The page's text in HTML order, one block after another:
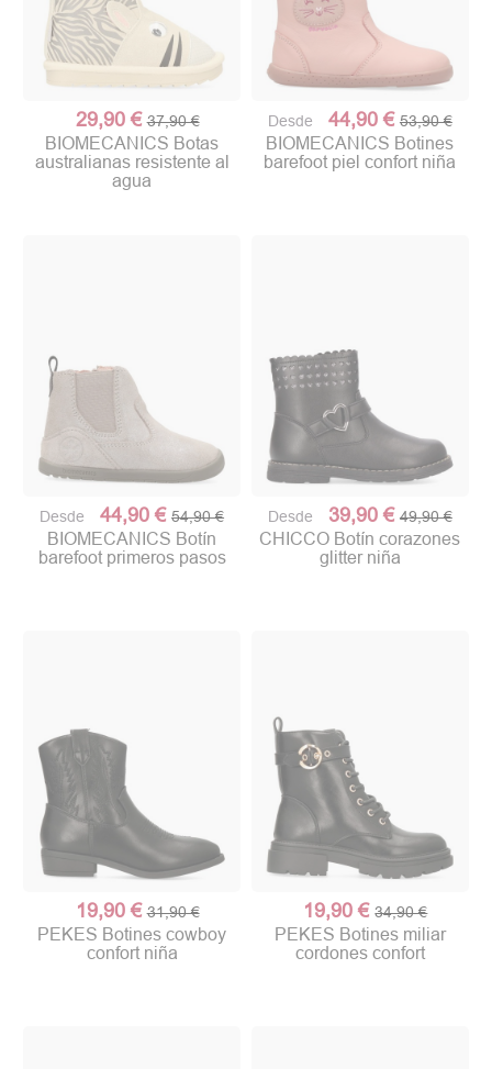
29,90 € 37,90 €
BIOMECANICS Botas
australianas resistente al
agua
Desde 44,90 € 53,90 €
BIOMECANICS Botines
barefoot piel confort niña
Desde 44,90 € 54,90 €
BIOMECANICS Botín
barefoot primeros pasos
Desde 39,90 € 49,90 €
CHICCO Botín corazones
glitter niña
19,90 € 31,90 €
PEKES Botines cowboy
confort niña
19,90 € 34,90 €
PEKES Botines miliar
cordones confort